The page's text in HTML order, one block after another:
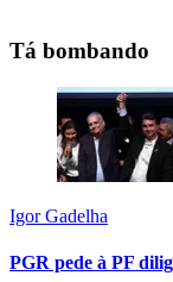
Tá bombando
Igor Gadelha
PGR pede à PF